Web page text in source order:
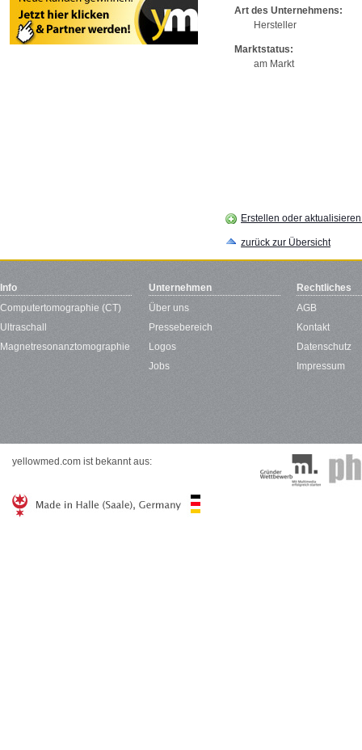
Art des Unternehmens:
Hersteller
Marktstatus:
am Markt
Erstellen oder
zurück zur Übersicht
Info
Computertomographie (CT)
Ultraschall
Magnetresonanztomographie
Unternehmen
Über uns
Pressebereich
Logos
Jobs
Rechtliches
AGB
Kontakt
Datenschutz
Impressum
yellowmed.com ist bekannt aus: